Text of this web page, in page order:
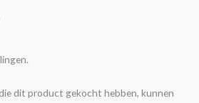
dit product gekocht hebben, kunnen